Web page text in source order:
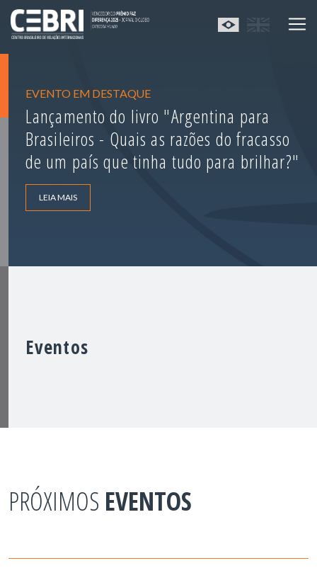
EVENTO EM DESTAQUE
Lançamento do livro "Argentina para
Brasileiros - Quais as razões do fracasso
de um país que tinha tudo para brilhar?"
LEIA MAIS
Eventos
PRÓXIMOS EVENTOS